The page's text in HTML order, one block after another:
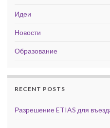
Идеи
Новости
Образование
RECENT POSTS
Разрешение ETIAS для